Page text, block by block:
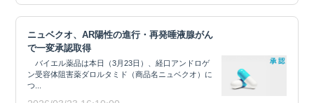
ニュベクオ、AR陽性の進行・再発唾液腺がん
で一変承認取得
バイエル薬品は本日（3月23日）、経口アンドロゲ
ン受容体阻害薬ダロルタミド（商品名ニュベクオ）に
つ...